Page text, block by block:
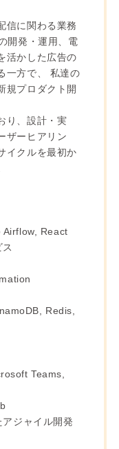
信に関わる業務
開発・運用、電
活かした広告の
一方で、 私達の
規プロダクト開
り、設計・実
ザーヒアリン
イクルを最初か
Airflow, React
Redis,
Teams,
アジャイル開発